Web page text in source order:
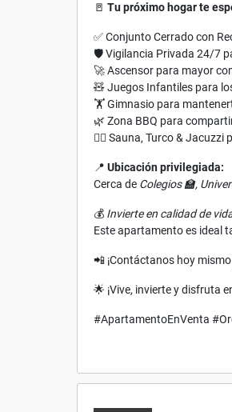
🚪 Tu próximo hogar te
✅ Conjunto Cerrado con
🛡️ Vigilancia Privada 24/7
🚀 Ascensor para mayor
🧸 Juegos Infantiles para
🏋️ Gimnasio para
🌿 Zona BBQ para
🧖‍♀️ Sauna, Turco & Jacuzzi
📍 Ubicación privilegiada:
Cerca de Colegios 🏫,
💰 Invierte en calidad de
Este apartamento es ideal
📲 ¡Contáctanos hoy
🌟 ¡Vive, invierte y disfruta
#ApartamentoEnVenta